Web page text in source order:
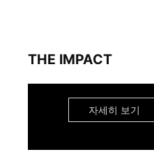
THE IMPACT
자세히 보기